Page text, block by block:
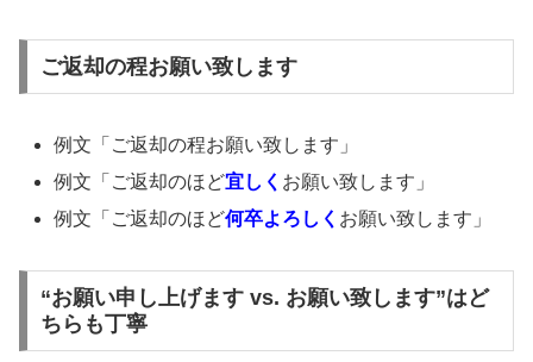
ご返却の程お願い致します
例文「ご返却の程お願い致します」
例文「ご返却のほど宜しく お願い致します」
例文「ご返却のほど何卒よろしく お願い致します」
“お願い申し上げます vs. お願い致します”はど
ちらも丁寧